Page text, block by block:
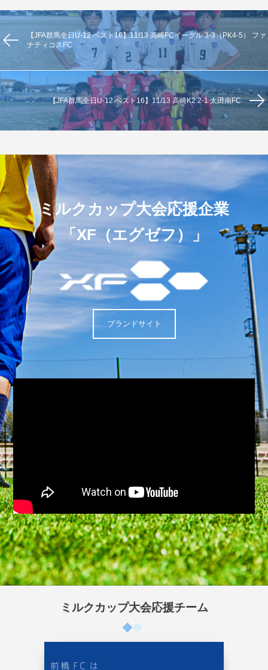
【JFA群馬全日U-12 ベスト16】11/13 高崎FCイーグル 3-3（PK4-5） ファ
ナティコスFC
【JFA群馬全日U-12 ベスト16】11/13 高崎K2 2-1 太田南FC
ミルクカップ大会応援企業
「XF（エグゼフ）」
ブランドサイト
ミルクカップ大会応援チーム